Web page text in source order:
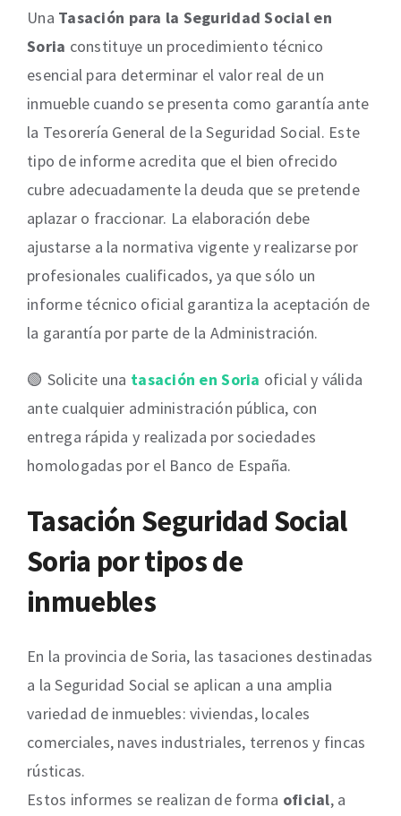
Una Tasación para la Seguridad Social en
Soria constituye un procedimiento técnico
esencial para determinar el valor real de un
inmueble cuando se presenta como garantía ante
la Tesorería General de la Seguridad Social. Este
tipo de informe acredita que el bien ofrecido
cubre adecuadamente la deuda que se pretende
aplazar o fraccionar. La elaboración debe
ajustarse a la normativa vigente y realizarse por
profesionales cualificados, ya que sólo un
informe técnico oficial garantiza la aceptación de
la garantía por parte de la Administración.
🟢 Solicite una tasación en Soria oficial y válida
ante cualquier administración pública, con
entrega rápida y realizada por sociedades
homologadas por el Banco de España.
Tasación Seguridad Social
Soria por tipos de
inmuebles
En la provincia de Soria, las tasaciones destinadas
a la Seguridad Social se aplican a una amplia
variedad de inmuebles: viviendas, locales
comerciales, naves industriales, terrenos y fincas
rústicas.
Estos informes se realizan de forma oficial, a